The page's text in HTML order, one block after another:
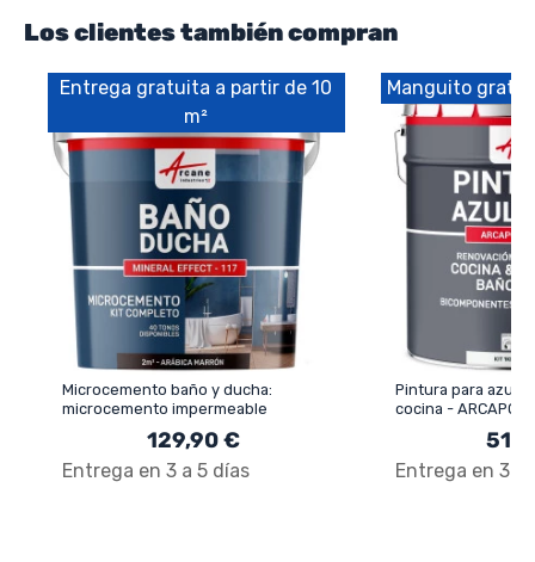
Los clientes también compran
Entrega gratuita a partir de 10
m²
Microcemento baño y ducha:
microcemento impermeable
129,90 €
Entrega en 3 a 5 días
Manguito
Pintura para
cocina -
Entrega en 3 a